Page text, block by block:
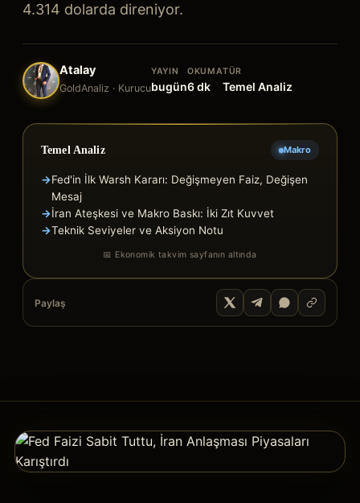
4.314 dolarda direniyor.
Atalay
GoldAnaliz · Kurucu
YAYIN
bugün
OKUMA
6dk
TÜR
Temel Analiz
Temel Analiz Makro
→Fed'in İlk Warsh Kararı: Değişmeyen Faiz, Değişen
Mesaj
→İran Ateşkesi ve Makro Baskı: İki Zıt Kuvvet
→Teknik Seviyeler ve Aksiyon Notu
📅 Ekonomik takvim sayfanın altında
Paylaş